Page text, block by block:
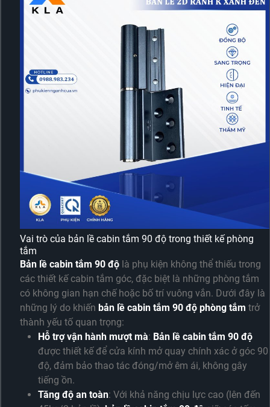
Vai trò của bản lề cabin tắm 90 độ trong thiết kế phòng
tắm
Bản lề cabin tắm 90 độ là phụ kiện không thể thiếu trong
các thiết kế cabin tắm góc, đặc biệt là những phòng tắm
có không gian hạn chế hoặc bố trí vuông vắn. Dưới đây là
những lý do khiến bản lề cabin tắm 90 độ phòng tắm trở
thành yếu tố quan trọng:
Hỗ trợ vận hành mượt mà: Bản lề cabin tắm 90 độ
được thiết kế để cửa kính mở quay chính xác ở góc 90
độ, đảm bảo thao tác đóng/mở êm ái, không gây
tiếng ồn.
Tăng độ an toàn: Với khả năng chịu lực cao (lên đến